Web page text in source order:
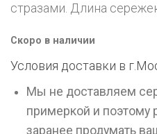
стразами. Длина
Скоро в наличии
Условия доставки в г.
Мы не доставляем
примеркой и поэтому
заранее продумать